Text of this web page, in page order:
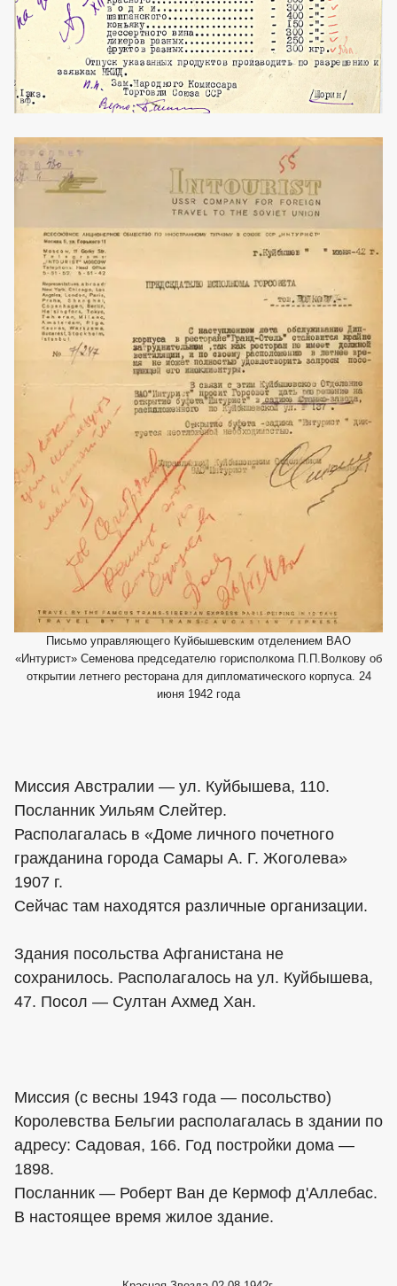
Письмо управляющего Куйбышевским отделением ВАО
«Интурист» Семенова председателю горисполкома П.П.Волкову об
открытии летнего ресторана для дипломатического корпуса. 24
июня 1942 года
Миссия Австралии — ул. Куйбышева, 110.
Посланник Уильям Слейтер.
Располагалась в «Доме личного почетного
гражданина города Самары А. Г. Жоголева»
1907 г.
Сейчас там находятся различные организации.
Здания посольства Афганистана не
сохранилось. Располагалось на ул. Куйбышева,
47. Посол — Султан Ахмед Хан.
Миссия (с весны 1943 года — посольство)
Королевства Бельгии располагалась в здании по
адресу: Садовая, 166. Год постройки дома —
1898.
Посланник — Роберт Ван де Кермоф д'Аллебас.
В настоящее время жилое здание.